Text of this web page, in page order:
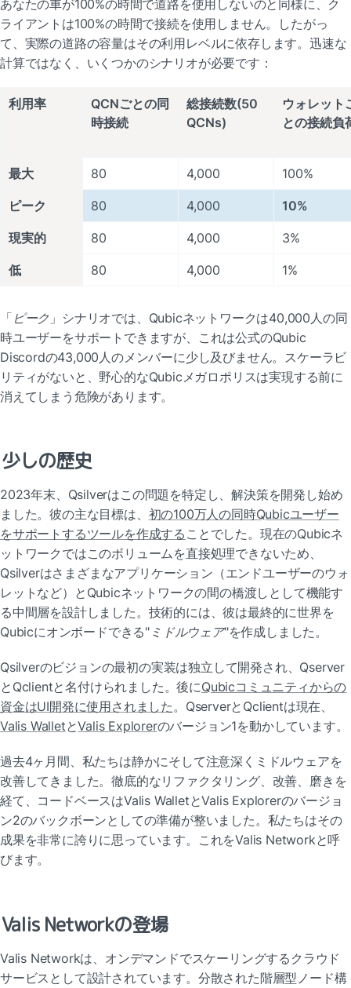
あなたの車が100%の時間で道路を使用しないのと同様に、ク
ライアントは100%の時間で接続を使用しません。したがっ
て、実際の道路の容量はその利用レベルに依存します。迅速な
計算ではなく、いくつかのシナリオが必要です：
利用率
QCNごとの同
時接続
総接続数(50
QCNs)
ウォレット
との接続負
最大 80 4,000 100%
ピーク 80 4,000 10%
現実的 80 4,000 3%
低 80 4,000 1%
「 ピーク 」シナリオでは、Qubicネットワークは40,000人の同
時ユーザーをサポートできますが、これは公式のQubic
Discordの43,000人のメンバーに少し及びません。スケーラビ
リティがないと、野心的なQubicメガロポリスは実現する前に
消えてしまう危険があります。
少しの歴史
2023年末、Qsilverはこの問題を特定し、解決策を開発し始め
ました。彼の主な目標は、 初の100万人の同時Qubicユーザー
をサポートするツールを作成する ことでした。現在のQubicネ
ットワークではこのボリュームを直接処理できないため、
Qsilverはさまざまなアプリケーション（エンドユーザーのウォ
レットなど）とQubicネットワークの間の橋渡しとして機能す
る中間層を設計しました。技術的には、彼は最終的に世界を
Qubicにオンボードできる" ミドルウェア"を作成しました。
Qsilverのビジョンの最初の実装は独立して開発され、Qserver
とQclientと名付けられました。後にQubicコミュニティからの
資金はUI開発に使用されました。QserverとQclientは現在、
Valis WalletとValis Explorerのバージョン1を動かしています。
過去4ヶ月間、私たちは静かにそして注意深くミドルウェアを
改善してきました。徹底的なリファクタリング、改善、磨きを
経て、コードベースはValis WalletとValis Explorerのバージョ
ン2のバックボーンとしての準備が整いました。私たちはその
成果を非常に誇りに思っています。これをValis Networkと呼
びます。
Valis Networkの登場
Valis Networkは、オンデマンドでスケーリングするクラウド
サービスとして設計されています。分散された階層型ノード構